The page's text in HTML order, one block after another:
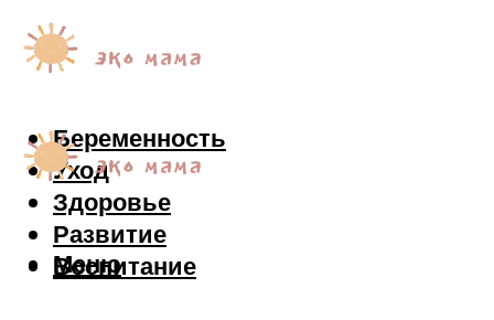
Беременность
Уход
Здоровье
Развитие
Воспитание
Меню